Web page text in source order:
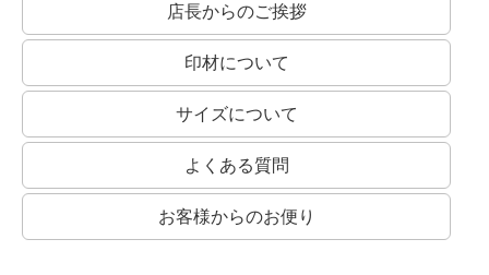
店長からのご挨拶
印材について
サイズについて
よくある質問
お客様からのお便り